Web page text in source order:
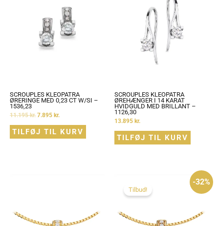
SCROUPLES KLEOPATRA
ØRERINGE MED 0,23 CT W/SI –
1536,23
11.195kr. 7.895 kr.
TILFØJ TIL KURV
SCROUPLES KLEOPATRA
ØREHÆNGER I 14 KARAT
HVIDGULD MED BRILLANT –
1126,30
13.895 kr.
TILFØJ TIL KURV
-32%
Tilbud!
pris
var:
3.695 kr..